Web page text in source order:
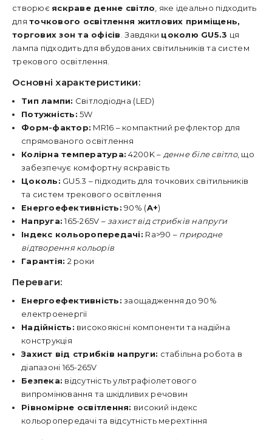
створює яскраве денне світло , яке ідеально підходить
дляточкового освітлення житлових приміщень,
торгових зон та офісів . Завдяки цоколю GU5.3 ця
лампа підходить для вбудованих світильників та систем
трекового освітлення.
Основні характеристики:
Тип лампи: Світлодіодна (LED)
Потужність: 5W
Форм-фактор: MR16 – компактний рефлектор для
спрямованого освітлення
Колірна температура: 4200K – денне біле світло, що
забезпечує комфортну яскравість
Цоколь: GU5.3 – підходить для точкових світильників
та систем трекового освітлення
Енергоефективність: 90% (A+)
Напруга: 165-265V – захист від стрибків напруги
Індекс кольоропередачі: Ra>90 – природне
відтворення кольорів
Гарантія: 2 роки
Переваги:
Енергоефективність: заощадження до 90%
електроенергії
Надійність: високоякісні компоненти та надійна
конструкція
Захист від стрибків напруги: стабільна робота в
діапазоні 165-265V
Безпека: відсутність ультрафіолетового
випромінювання та шкідливих речовин
Рівномірне освітлення: високий індекс
кольоропередачі та відсутність мерехтіння